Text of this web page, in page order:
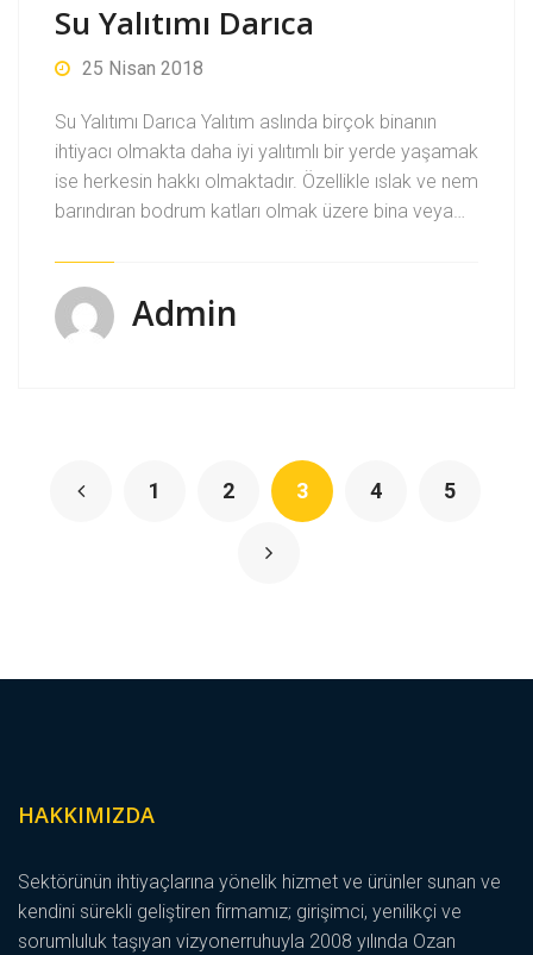
Su Yalıtımı Darıca
25 Nisan 2018
Su Yalıtımı Darıca Yalıtım aslında birçok binanın
ihtiyacı olmakta daha iyi yalıtımlı bir yerde yaşamak
ise herkesin hakkı olmaktadır. Özellikle ıslak ve nem
barındıran bodrum katları olmak üzere bina veya…
Admin
1 2 3 4 5
HAKKIMIZDA
Sektörünün ihtiyaçlarına yönelik hizmet ve ürünler sunan ve
kendini sürekli geliştiren firmamız; girişimci, yenilikçi ve
sorumluluk taşıyan vizyonerruhuyla 2008 yılında Ozan